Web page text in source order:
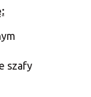
szafy